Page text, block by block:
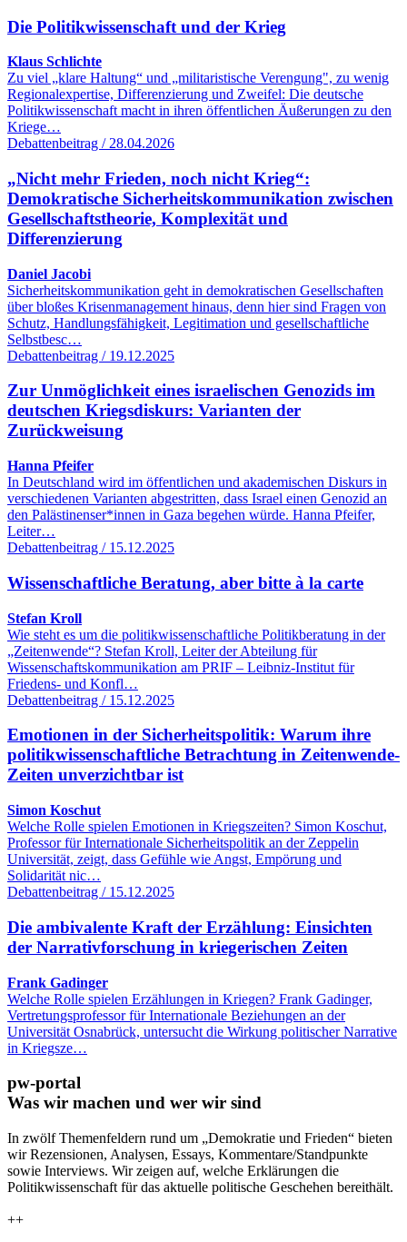
Die Politikwissenschaft und der Krieg
Klaus Schlichte
Zu viel „klare Haltung“ und „militaristische Verengung", zu wenig
Regionalexpertise, Differenzierung und Zweifel: Die deutsche
Politikwissenschaft macht in ihren öffentlichen Äußerungen zu den
Kriege…
Debattenbeitrag / 28.04.2026
„Nicht mehr Frieden, noch nicht Krieg“:
Demokratische Sicherheitskommunikation zwischen
Gesellschaftstheorie, Komplexität und
Differenzierung
Daniel Jacobi
Sicherheitskommunikation geht in demokratischen Gesellschaften
über bloßes Krisenmanagement hinaus, denn hier sind Fragen von
Schutz, Handlungsfähigkeit, Legitimation und gesellschaftliche
Selbstbesc…
Debattenbeitrag / 19.12.2025
Zur Unmöglichkeit eines israelischen Genozids im
deutschen Kriegsdiskurs: Varianten der
Zurückweisung
Hanna Pfeifer
In Deutschland wird im öffentlichen und akademischen Diskurs in
verschiedenen Varianten abgestritten, dass Israel einen Genozid an
den Palästinenser*innen in Gaza begehen würde. Hanna Pfeifer,
Leiter…
Debattenbeitrag / 15.12.2025
Wissenschaftliche Beratung, aber bitte à la carte
Stefan Kroll
Wie steht es um die politikwissenschaftliche Politikberatung in der
„Zeitenwende“? Stefan Kroll, Leiter der Abteilung für
Wissenschaftskommunikation am PRIF – Leibniz-Institut für
Friedens- und Konfl…
Debattenbeitrag / 15.12.2025
Emotionen in der Sicherheitspolitik: Warum ihre
politikwissenschaftliche Betrachtung in Zeitenwende-
Zeiten unverzichtbar ist
Simon Koschut
Welche Rolle spielen Emotionen in Kriegszeiten? Simon Koschut,
Professor für Internationale Sicherheitspolitik an der Zeppelin
Universität, zeigt, dass Gefühle wie Angst, Empörung und
Solidarität nic…
Debattenbeitrag / 15.12.2025
Die ambivalente Kraft der Erzählung: Einsichten
der Narrativforschung in kriegerischen Zeiten
Frank Gadinger
Welche Rolle spielen Erzählungen in Kriegen? Frank Gadinger,
Vertretungsprofessor für Internationale Beziehungen an der
Universität Osnabrück, untersucht die Wirkung politischer Narrative
in Kriegsze…
pw-portal
Was wir machen und wer wir sind
In zwölf Themenfeldern rund um „Demokratie und Frieden“ bieten
wir Rezensionen, Analysen, Essays, Kommentare/Standpunkte
sowie Interviews. Wir zeigen auf, welche Erklärungen die
Politikwissenschaft für das aktuelle politische Geschehen bereithält.
++